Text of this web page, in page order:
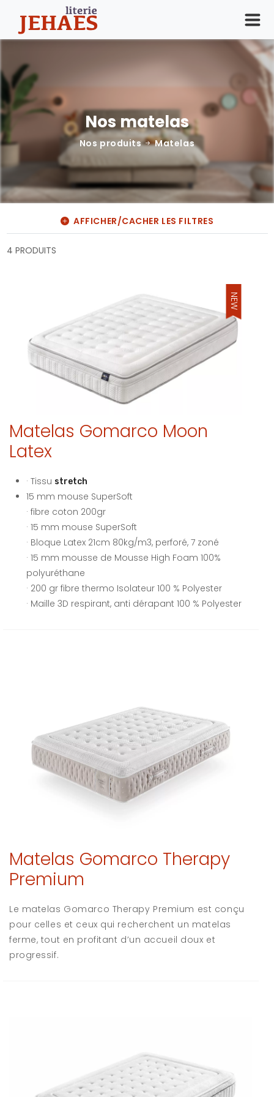
Nos matelas
Nos produits Matelas
AFFICHER/CACHER LES FILTRES
4 PRODUITS
NEW
Matelas Gomarco Moon
Latex
· Tissu stretch
15 mm mouse SuperSoft
· fibre coton 200gr
· 15 mm mouse SuperSoft
· Bloque Latex 21cm 80kg/m3, perforé, 7 zoné
· 15 mm mousse de Mousse High Foam 100%
polyuréthane
· 200 gr fibre thermo Isolateur 100 % Polyester
· Maille 3D respirant, anti dérapant 100 % Polyester
Matelas Gomarco Therapy
Premium
Le matelas Gomarco Therapy Premium est conçu
pour celles et ceux qui recherchent un matelas
ferme, tout en profitant d’un accueil doux et
progressif.